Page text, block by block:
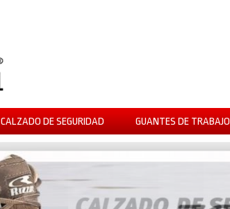
CALZADO DE SEGURIDAD GUANTES DE TRABAJO